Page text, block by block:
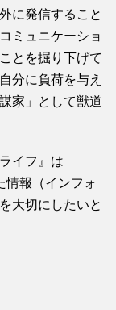
に発信すること
ミュニケーショ
とを掘り下げて
分に負荷を与え
家」として獣道
イフ』は
情報（インフォ
大切にしたいと